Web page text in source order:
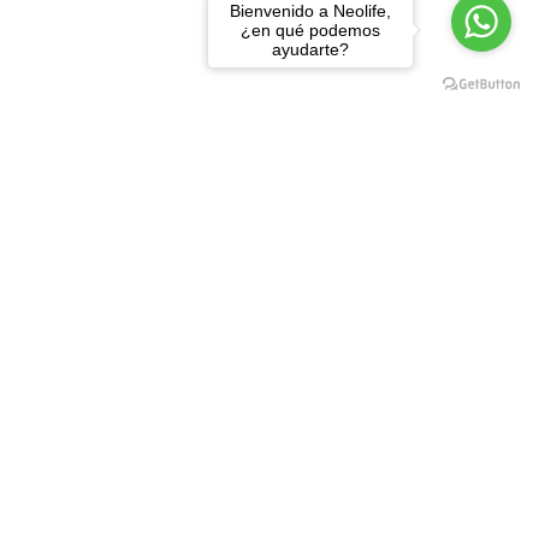
Bienvenido a Neolife,
¿en qué podemos
ayudarte?